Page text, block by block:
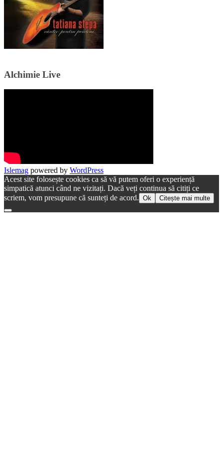
Alchimie Live
Islemag powered by WordPress
Acest site folosește cookies ca să vă putem oferi o experiență
simpatică atunci când ne vizitați. Dacă veți continua să citiți ce
scriem, vom presupune că sunteți de acord. Ok Citește mai multe